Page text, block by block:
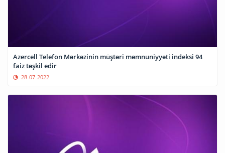
Azercell Telefon Mərkəzinin müştəri məmnuniyyəti indeksi 94
faiz təşkil edir
28-07-2022